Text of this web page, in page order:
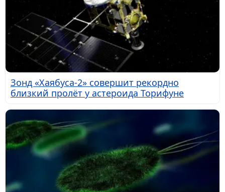
Зонд «Хаябуса-2» совершит рекордно
близкий пролёт у астероида Торифуне